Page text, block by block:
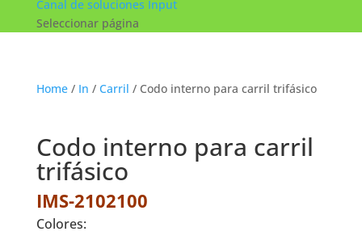
Canal de soluciones Input
Seleccionar página
Home/ In / Carril / Codo interno para carril trifásico
Codo interno para carril
trifásico
IMS-2102100
Colores: